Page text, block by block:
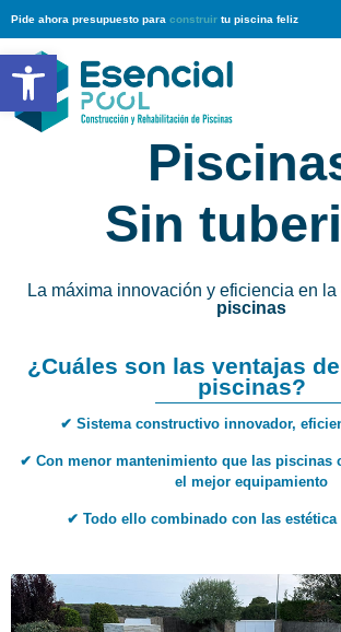
Abrir barra de herramientas
Pide ahora presupuesto para construir tu piscina feliz
Sin
La máxima innovación y eficiencia en la
piscinas
¿Cuáles son las ventajas
piscinas?
✔ Sistema constructivo innovador,
✔ Con menor mantenimiento que las piscinas
el mejor equipamiento
✔ Todo ello combinado con las estética